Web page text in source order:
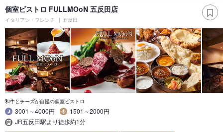
個室ビストロ FULLMOoN 五反田店
イタリアン・フレンチ 五反田
和牛とチーズが自慢の個室ビストロ
3001～4000円
1501～2000円
JR五反田駅より徒歩約1分